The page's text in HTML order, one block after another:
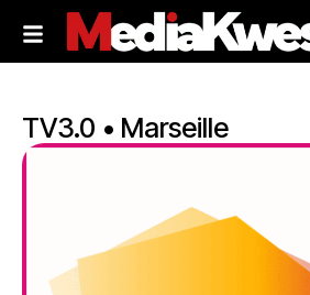
TV3.0 • Marseille